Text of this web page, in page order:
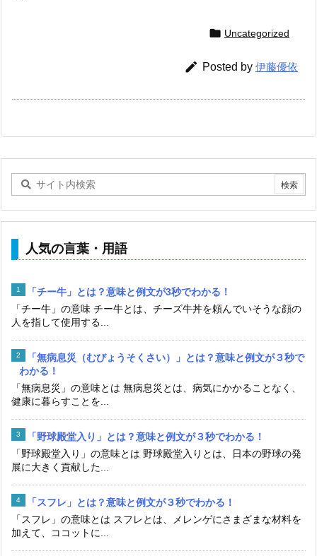
 Uncategorized
 Posted by 伊藤優依
人気の言葉・用語
「チー牛」とは？意味と例文が3秒でわかる！
「チー牛」の意味 チー牛とは、チーズ牛丼を頼んでいそうな顔の
人を指して使用する...
「無病息災（むびょうそくさい）」とは？意味と例文が３秒で
わかる！
「無病息災」の意味とは 無病息災とは、病気にかかることなく、
健康に暮らすことを...
「野球殿堂入り」とは？意味と例文が３秒でわかる！
「野球殿堂入り」の意味とは 野球殿堂入りとは、日本の野球の発
展に大きく貢献した...
「スフレ」とは？意味と例文が３秒でわかる！
「スフレ」の意味とは スフレとは、メレンゲにさまざまな材料を
加えて、ココットに...